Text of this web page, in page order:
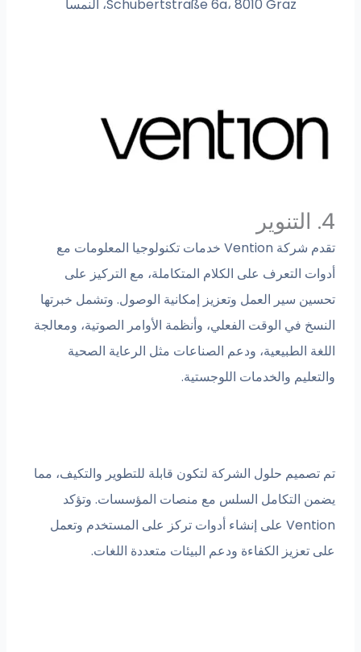
Schubertstraße 6a، 8010 Graz، النمسا
4. التنوير
تقدم شركة Vention خدمات تكنولوجيا المعلومات مع
أدوات التعرف على الكلام المتكاملة، مع التركيز على
تحسين سير العمل وتعزيز إمكانية الوصول. وتشمل خبرتها
النسخ في الوقت الفعلي، وأنظمة الأوامر الصوتية، ومعالجة
اللغة الطبيعية، ودعم الصناعات مثل الرعاية الصحية
والتعليم والخدمات اللوجستية.
تم تصميم حلول الشركة لتكون قابلة للتطوير والتكيف، مما
يضمن التكامل السلس مع منصات المؤسسات. وتؤكد
Vention على إنشاء أدوات تركز على المستخدم وتعمل
على تعزيز الكفاءة ودعم البيئات متعددة اللغات.